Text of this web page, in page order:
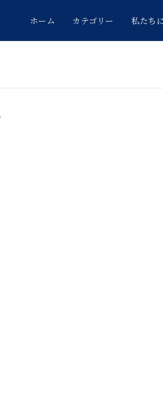
ホーム カテゴリー 私たち